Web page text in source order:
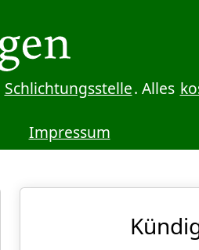
Schlichtungsstelle. Alles
Impressum